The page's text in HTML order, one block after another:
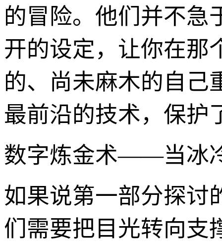
的冒险。他们并不急
开的设定，让你在那
的、尚未麻木的自己
最前沿的技术，保护
数字炼金术——当冰
如果说第一部分探讨
们需要把目光转向支